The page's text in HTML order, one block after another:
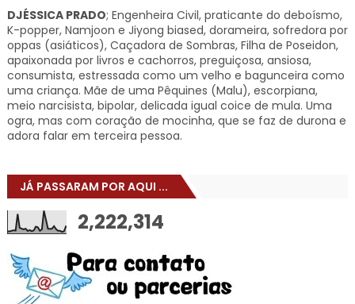
DJÉSSICA PRADO; Engenheira Civil, praticante do deboísmo,
K-popper, Namjoon e Jiyong biased, dorameira, sofredora por
oppas (asiáticos), Caçadora de Sombras, Filha de Poseidon,
apaixonada por livros e cachorros, preguiçosa, ansiosa,
consumista, estressada como um velho e bagunceira como
uma criança. Mãe de uma Pêquines (Malu), escorpiana,
meio narcisista, bipolar, delicada igual coice de mula. Uma
ogra, mas com coração de mocinha, que se faz de durona e
adora falar em terceira pessoa.
JÁ PASSARAM POR AQUI ...
2,222,314